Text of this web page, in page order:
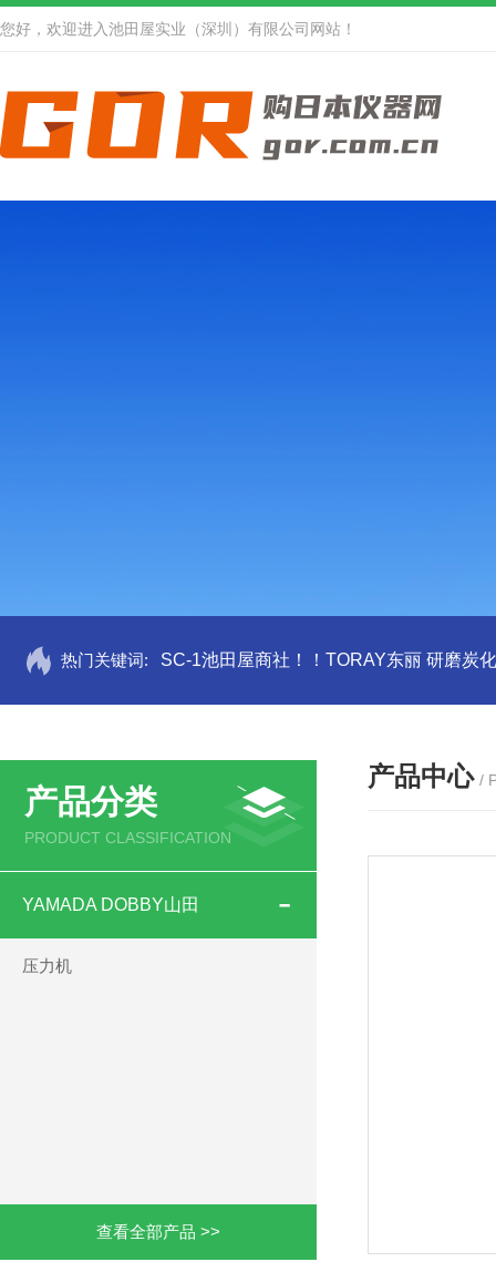
您好，欢迎进入池田屋实业（深圳）有限公司网站！
热门关键词: SC-1池田屋商社！！TORAY东丽 研磨炭
产品分类
PRODUCT CLASSIFICATION
YAMADA DOBBY山田
压力机
查看全部产品 >>
产品中心 /